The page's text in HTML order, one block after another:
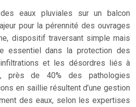
des eaux pluviales sur un balcon
pour la pérennité des ouvrages
dispositif traversant simple mais
essentiel dans la protection des
et les désordres liés à
près de 40% des pathologies
en saillie résultent d’une gestion
des eaux, selon les expertises